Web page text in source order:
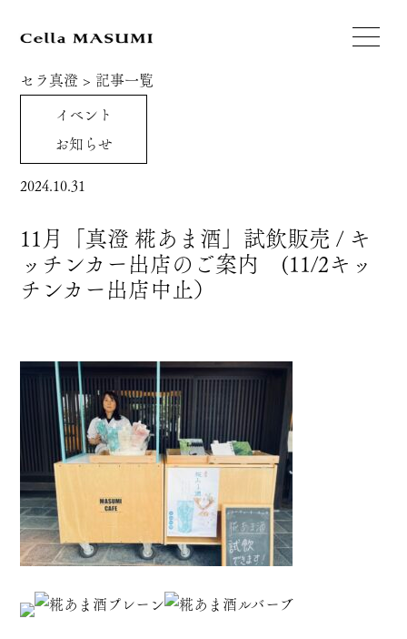
セラ真澄 > 記事一覧
イベント
お知らせ
2024.10.31
11月「真澄 糀あま酒」試飲販売 / キ
ッチンカー出店のご案内 (11/2キッ
チンカー出店中止）